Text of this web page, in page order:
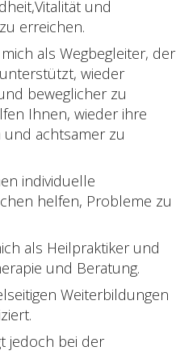
und
erreichen.
als Wegbegleiter, der
wieder
beweglicher zu
Ihnen, wieder ihre
achtsamer zu
individuelle
helfen, Probleme zu
als Heilpraktiker und
und Beratung.
Weiterbildungen
jedoch bei der